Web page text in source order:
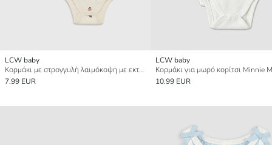
LCW baby
Κορμάκι με στρογγυλή λαιμόκοψη με εκτύπωση για μωρό κορίτσι με κουμπιά 2 τεμάχια
7.99 EUR
LCW baby
10.99 EUR